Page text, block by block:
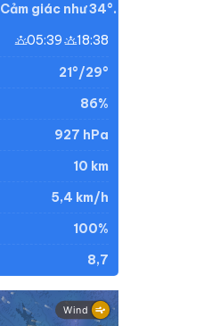
Cảm giác như 34°.
05:39 18:38
21°/29°
86%
927 hPa
10 km
5,4 km/h
100%
8,7